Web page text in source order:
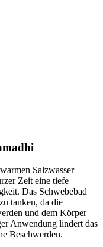
Salzwasser
Zeit eine tiefe
Das Schwebebad
tanken, da die
und dem Körper
Anwendung lindert das
Beschwerden.